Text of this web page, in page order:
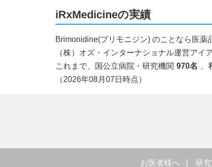
iRxMedicineの実績
Brimonidine(ブリモニジン) のことなら医薬
（株）オズ・インターナショナル運営ア
これまで、国公立病院・研究機関 970名
（2026年08月07日時点）
お医者様へ 研